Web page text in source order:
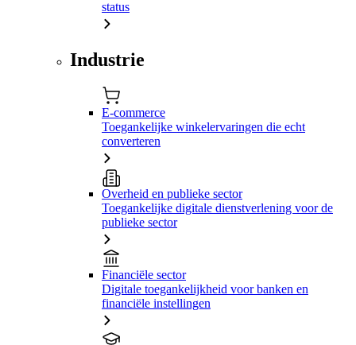
status
Industrie
E-commerce
Toegankelijke winkelervaringen die echt
converteren
Overheid en publieke sector
Toegankelijke digitale dienstverlening voor de
publieke sector
Financiële sector
Digitale toegankelijkheid voor banken en
financiële instellingen